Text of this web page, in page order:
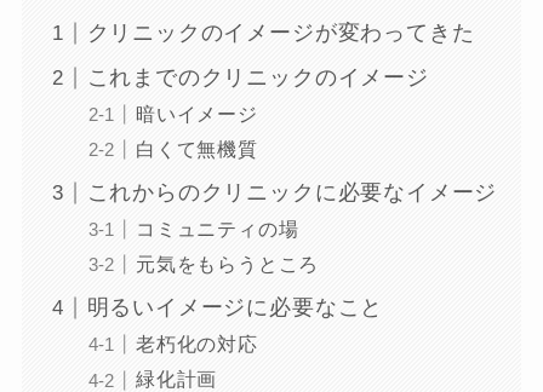
クリニックのイメージが変わってきた
これまでのクリニックのイメージ
暗いイメージ
白くて無機質
これからのクリニックに必要なイメージ
コミュニティの場
元気をもらうところ
明るいイメージに必要なこと
老朽化の対応
緑化計画